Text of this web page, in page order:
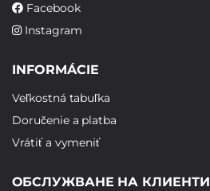
Facebook
Instagram
INFORMÁCIE
Veľkostná tabuľka
Doručenie a platba
Vrátiť a vymeniť
ОБСЛУЖВАНЕ НА КЛИЕНТИ